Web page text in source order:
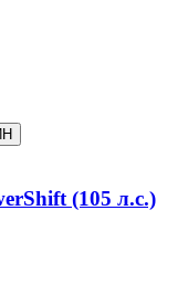
(105 л.с.)